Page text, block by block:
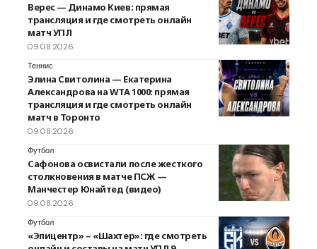
Верес — Динамо Киев: прямая
трансляция и где смотреть онлайн
матч УПЛ
09.08.2026
Теннис
Элина Свитолина — Екатерина
Александрова на WTA 1000: прямая
трансляция и где смотреть онлайн
матч в Торонто
09.08.2026
Футбол
Сафонова освистали после жесткого
столкновения в матче ПСЖ —
Манчестер Юнайтед (видео)
09.08.2026
Футбол
«Эпицентр» – «Шахтер»: где смотреть